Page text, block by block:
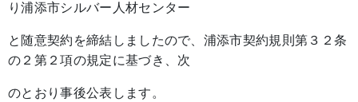
り浦添市シルバー人材センター
と随意契約を締結しましたので、浦添市契約規則第３２条
の２第２項の規定に基づき、次
のとおり事後公表します。